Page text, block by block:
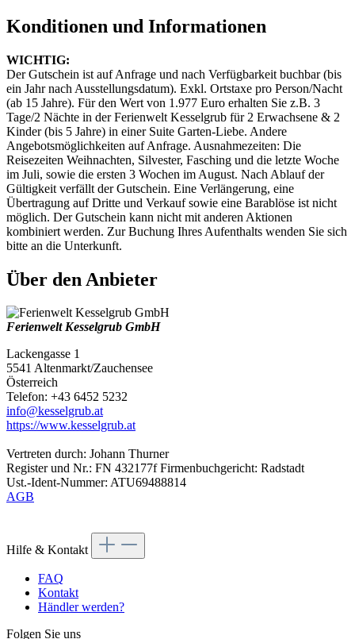
Konditionen und Informationen
WICHTIG:
Der Gutschein ist auf Anfrage und nach Verfügbarkeit buchbar (bis
ein Jahr nach Ausstellungsdatum). Exkl. Ortstaxe pro Person/Nacht
(ab 15 Jahre). Für den Wert von 1.977 Euro erhalten Sie z.B. 3
Tage/2 Nächte in der Ferienwelt Kesselgrub für 2 Erwachsene & 2
Kinder (bis 5 Jahre) in einer Suite Garten-Liebe. Andere
Angebotsmöglichkeiten auf Anfrage. Ausnahmezeiten: Die
Reisezeiten Weihnachten, Silvester, Fasching und die letzte Woche
im Juli, sowie die ersten 3 Wochen im August. Nach Ablauf der
Gültigkeit verfällt der Gutschein. Eine Verlängerung, eine
Übertragung auf Dritte und Verkauf sowie eine Barablöse ist nicht
möglich. Der Gutschein kann nicht mit anderen Aktionen
kombiniert werden. Zur Buchung Ihres Aufenthalts wenden Sie sich
bitte an die Unterkunft.
Über den Anbieter
Ferienwelt Kesselgrub GmbH
Lackengasse 1
5541 Altenmarkt/Zauchensee
Österreich
Telefon: +43 6452 5232
info@kesselgrub.at
https://www.kesselgrub.at
Vertreten durch: Johann Thurner
Register und Nr.: FN 432177f Firmenbuchgericht: Radstadt
Ust.-Ident-Nummer: ATU69488814
AGB
Hilfe & Kontakt
FAQ
Kontakt
Händler werden?
Folgen Sie uns